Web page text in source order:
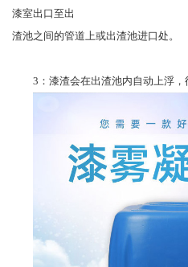
漆室出口至出
渣池之间的管道上或出渣池进口处。
3：漆渣会在出渣池内自动上浮，